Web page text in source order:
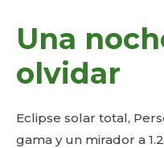
Una
olvidar
Eclipse solar total,
gama y un mirador a